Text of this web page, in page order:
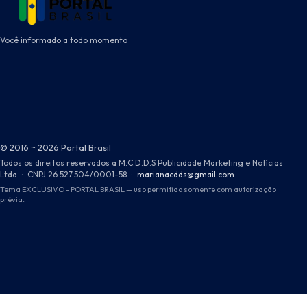
Você informado a todo momento
© 2016 ~ 2026 Portal Brasil
Todos os direitos reservados a M.C.D.D.S Publicidade Marketing e Notícias
Ltda · CNPJ 26.527.504/0001-58 · marianacdds@gmail.com
Tema EXCLUSIVO - PORTAL BRASIL — uso permitido somente com autorização
prévia.